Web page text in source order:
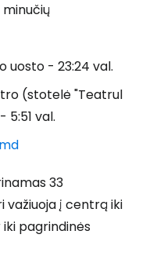
uosto - 23:24 val.
(stotelė "Teatrul
5:51 val.
33
važiuoja į centrą iki
iki pagrindinės